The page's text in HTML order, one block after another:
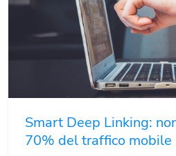
Smart Deep Linking:
70% del traffico mobile